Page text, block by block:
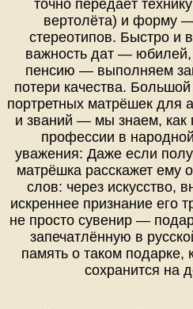
точно передаёт
вертолёта) и форму
стереотипов. Быстро и
важность дат —
пенсию — выполняем
потери качества.
портретных матрёшек для
и званий — мы знаем, как
профессии в
уважения: Даже если
матрёшка расскажет ему
слов: через искусство,
искреннее признание его
не просто сувенир —
запечатлённую в
память о таком подарке,
сохранится на